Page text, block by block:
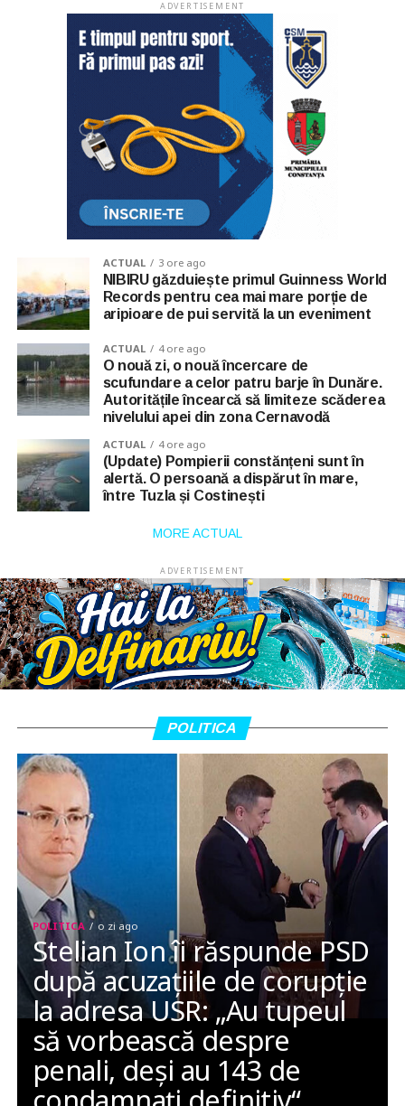
ADVERTISEMENT
ACTUAL 3 ore ago
NIBIRU găzduiește primul Guinness World
Records pentru cea mai mare porție de
aripioare de pui servită la un eveniment
ACTUAL 4 ore ago
O nouă zi, o nouă încercare de
scufundare a celor patru barje în Dunăre.
Autoritățile încearcă să limiteze scăderea
nivelului apei din zona Cernavodă
ACTUAL 4 ore ago
(Update) Pompierii constănțeni sunt în
alertă. O persoană a dispărut în mare,
între Tuzla și Costinești
MORE ACTUAL
ADVERTISEMENT
POLITICA
POLITICA o zi ago
Stelian Ion îi răspunde PSD
după acuzațiile de corupție
la adresa USR: „Au tupeul
să vorbească despre
penali, deși au 143 de